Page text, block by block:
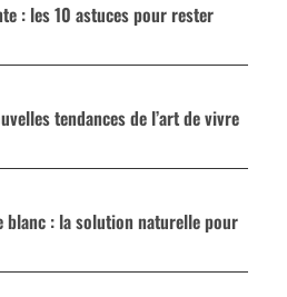
: les 10 astuces pour rester
tendances de l’art de vivre
blanc : la solution naturelle pour